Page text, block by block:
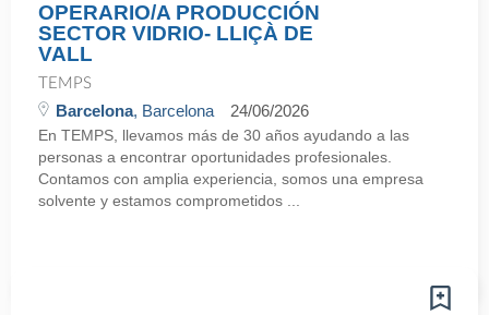
OPERARIO/A PRODUCCIÓN
SECTOR VIDRIO- LLIÇÀ DE
VALL
TEMPS
Barcelona, Barcelona 24/06/2026
En TEMPS, llevamos más de 30 años ayudando a las
personas a encontrar oportunidades profesionales.
Contamos con amplia experiencia, somos una empresa
solvente y estamos comprometidos ...